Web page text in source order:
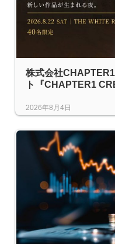
株式会社
ト『CHAPTER1
2026年8月4日